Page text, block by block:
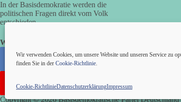
Wir verwenden Cookies, um unsere Website und unseren Service zu
finden Sie in der Cookie-Richtlinie.
Cookie-RichtlinieDatenschutzerklärungImpressum
In der Basisdemokratie werden die
politischen Fragen direkt vom Volk
entschieden.
Wir alle sind die Basis!
Copyright © 2026 Basisdemokratische Partei